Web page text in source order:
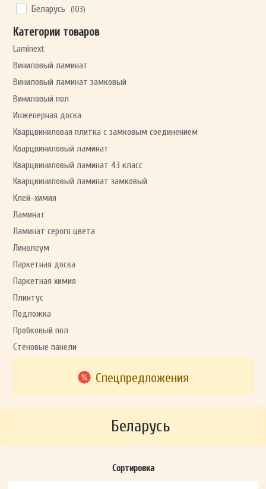
Беларусь
(103)
Категории товаров
Laminext
Виниловый ламинат
Виниловый ламинат замковый
Виниловый пол
Инженерная доска
Кварцвиниловая плитка с замковым соединением
Кварцвиниловый ламинат
Кварцвиниловый ламинат 43 класс
Кварцвиниловый ламинат замковый
Клей-химия
Ламинат
Ламинат серого цвета
Линолеум
Паркетная доска
Паркетная химия
Плинтус
Подложка
Пробковый пол
Стеновые панели
Спецпредложения
Беларусь
Сортировка